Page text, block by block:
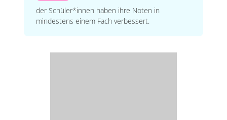
der Schüler*innen haben ihre Noten in
mindestens einem Fach verbessert.